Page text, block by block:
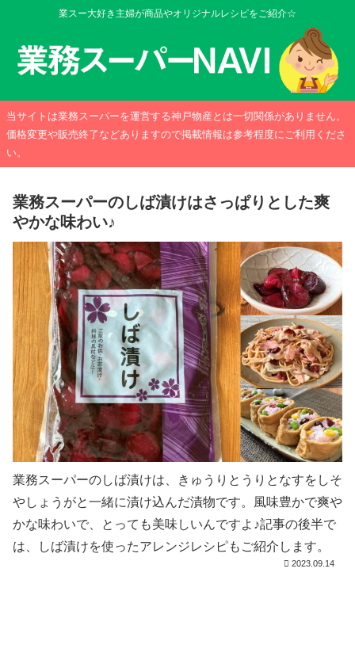
業スー大好き主婦が商品やオリジナルレシピをご紹介☆
当サイトは業務スーパーを運営する神戸物産とは一切関係がありません。
価格変更や販売終了などありますので掲載情報は参考程度にご利用くださ
い。
業務スーパーのしば漬けはさっぱりとした爽
やかな味わい♪
業務スーパーのしば漬けは、きゅうりとうりとなすをしそ
やしょうがと一緒に漬け込んだ漬物です。風味豊かで爽や
かな味わいで、とっても美味しいんですよ♪記事の後半で
は、しば漬けを使ったアレンジレシピもご紹介します。
2023.09.14